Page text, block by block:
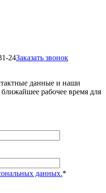
24Заказать звонок
данные и наши
рабочее время для
данных.*